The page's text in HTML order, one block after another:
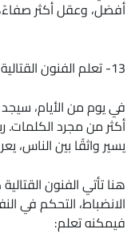
أفضل، وعقل أكثر
13- تعلم الفنون القتالية
في يوم من الأيام،
أكثر من مجرد الكلمات.
يسير واثقًا بين الناس،
هنا تأتي الفنون
الانضباط، التحكم في
فيمكنه تعلم: